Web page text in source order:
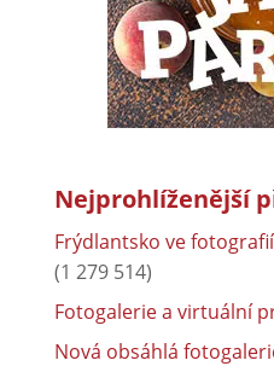
Nejprohlíženější
Frýdlantsko ve
(1 279 514)
Fotogalerie a virtuální
Nová obsáhlá